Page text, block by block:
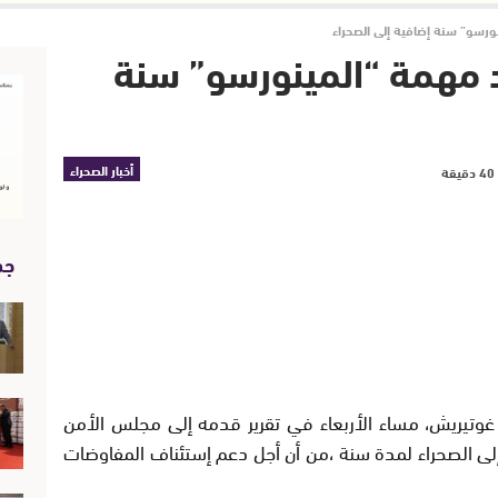
سنة إضافية إلى الصحراء
“المينورسو” سنة
أخبار الصحراء
مساء الأربعاء في تقرير قدمه إلى مجلس الأمن
الصحراء لمدة سنة ،من أن أجل دعم إستئناف المفاوضات